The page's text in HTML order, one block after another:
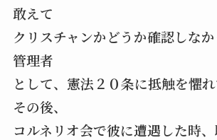
敢えて
クリスチャンかどうか確認しな
管理者
として、憲法２０条に抵触を懼れ
その後、
コルネリオ会で彼に遭遇した時